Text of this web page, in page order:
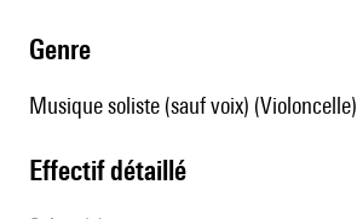
genre
Musique soliste (sauf voix) (Violoncelle)
effectif détaillé